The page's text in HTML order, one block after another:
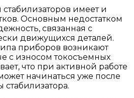
имеет и
Основным недостатком
связанная с
движущихся деталей.
приборов возникают
с износом токосъемных
что при активной работе
начинаться уже после
стабилизатора.